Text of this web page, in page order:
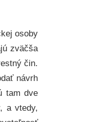
osoby
zväčša
čin.
návrh
tam dve
a vtedy,